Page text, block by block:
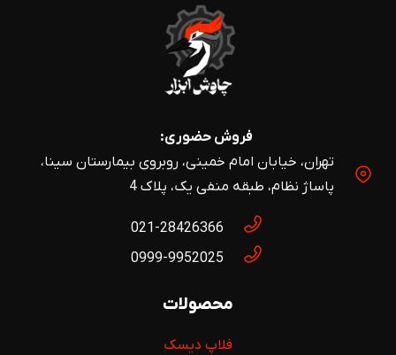
فروش حضوری:
تهران، خیابان امام خمینی، روبروی بیمارستان سینا،
پاساژ نظام، طبقه منفی یک، پلاک 4
021-28426366
0999-9952025
محصولات
فلاپ دیسک